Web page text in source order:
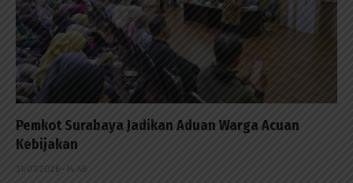
Pemkot Surabaya Jadikan Aduan Warga Acuan
Kebijakan
31/07/2026 - 14:45